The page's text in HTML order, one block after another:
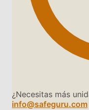
¿Necesitas más
info@safeguru.com